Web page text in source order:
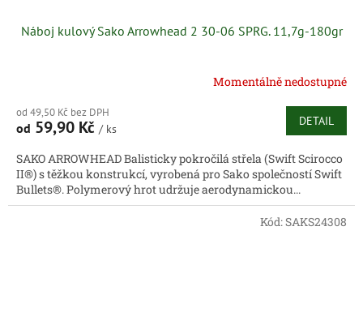
Náboj kulový Sako Arrowhead 2 30-06 SPRG. 11,7g-180gr
Momentálně nedostupné
od 49,50 Kč bez DPH
od 59,90 Kč / ks
DETAIL
SAKO ARROWHEAD Balisticky pokročilá střela (Swift Scirocco
II®) s těžkou konstrukcí, vyrobená pro Sako společností Swift
Bullets®. Polymerový hrot udržuje aerodynamickou...
Kód:SAKS24308